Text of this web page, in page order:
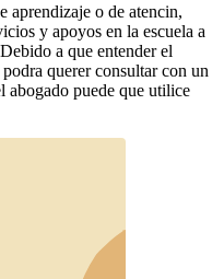
aprendizaje o de atencin,
y apoyos en la escuela a
a que entender el
querer consultar con un
abogado puede que utilice